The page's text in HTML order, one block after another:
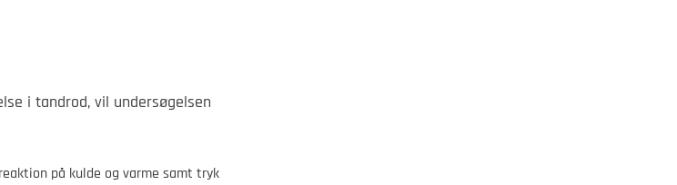
i tandrod, vil undersøgelsen
på kulde og varme samt tryk